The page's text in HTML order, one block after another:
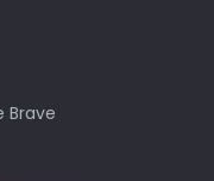
Brave